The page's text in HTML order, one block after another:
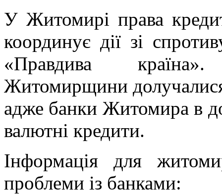
У Житомирі права
координує дії зі
«Правдива
Житомирщини
адже банки Житомира в
валютні кредити.
Інформація для
проблеми із банками: